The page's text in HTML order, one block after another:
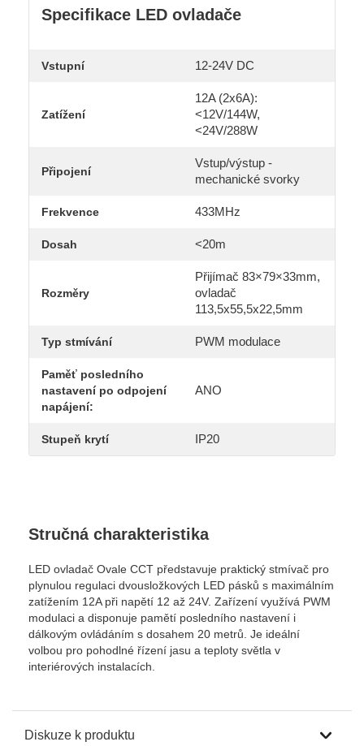
Specifikace LED ovladače
Vstupní 12-24V DC
Zatížení
12A (2x6A):
<12V/144W,
<24V/288W
Připojení
Vstup/výstup -
mechanické svorky
Frekvence 433MHz
Dosah <20m
Rozměry
Přijímač 83×79×33mm,
ovladač
113,5x55,5x22,5mm
Typ stmívání PWM modulace
Paměť posledního
nastavení po odpojení
napájení:
ANO
Stupeň krytí IP20
Stručná charakteristika
LED ovladač Ovale CCT představuje praktický stmívač pro
plynulou regulaci dvousložkových LED pásků s maximálním
zatížením 12A při napětí 12 až 24V. Zařízení využívá PWM
modulaci a disponuje pamětí posledního nastavení i
dálkovým ovládáním s dosahem 20 metrů. Je ideální
volbou pro pohodlné řízení jasu a teploty světla v
interiérových instalacích.
Diskuze k produktu